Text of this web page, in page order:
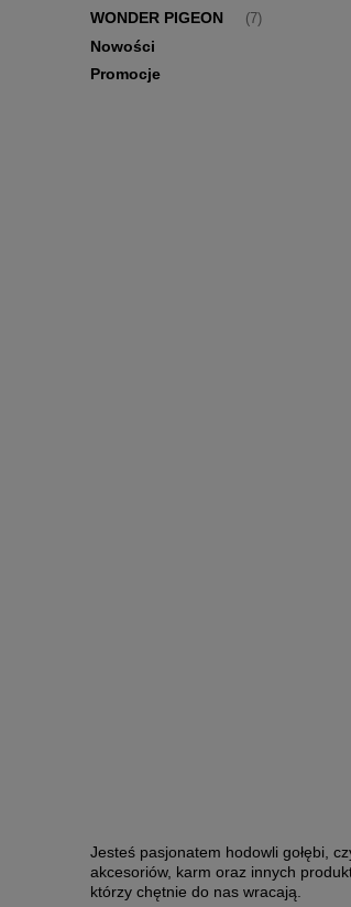
WONDER PIGEON (7)
Nowości
Promocje
Jesteś pasjonatem hodowli gołębi,
akcesoriów, karm oraz innych
którzy chętnie do nas wracają.